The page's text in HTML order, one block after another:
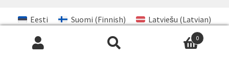
0
Eesti Suomi (Finnish) Latviešu (Latvian)
Lietuvių(